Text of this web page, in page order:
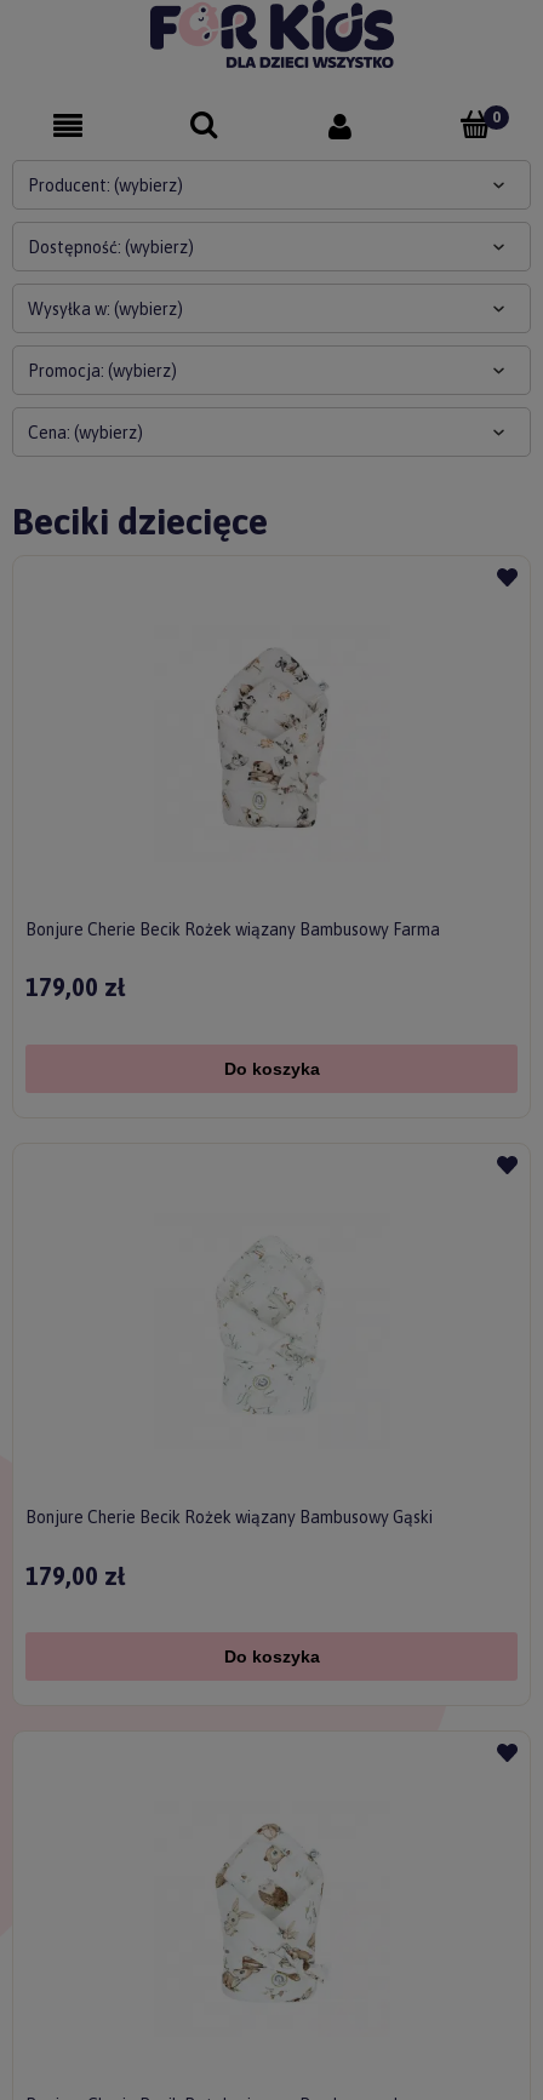
Producent: (wybierz)
Dostępność: (wybierz)
Wysyłka w: (wybierz)
Cena: (wybierz)
Promocja: (wybierz)
Beciki dziecięce
Bonjure Cherie Becik Rożek wiązany Bambusowy Farma
179,00 zł
Do koszyka
Bonjure Cherie Becik Rożek wiązany Bambusowy Gąski
179,00 zł
Do koszyka